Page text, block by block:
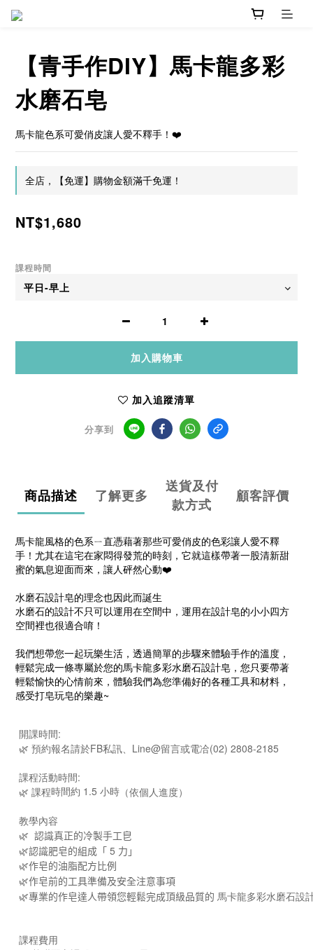
【青手作DIY】馬卡龍多彩
水磨石皂
馬卡龍色系可愛俏皮讓人愛不釋手！❤️
全店，【免運】購物金額滿千免運！
NT$1,680
課程時間
加入購物車
加入追蹤清單
分享到
商品描述 了解更多
送貨及付
款方式
顧客評價
馬卡龍風格的色系ㄧ直憑藉著那些可愛俏皮的色彩讓人愛不釋
手！尤其在這宅在家悶得發荒的時刻，它就這樣帶著一股清新甜
蜜的氣息迎面而來，讓人砰然心動❤️
水磨石設計皂的理念也因此而誕生
水磨石的設計不只可以運用在空間中，運用在設計皂的小小四方
空間裡也很適合唷！
我們想帶您一起玩樂生活，透過簡單的步驟來體驗手作的溫度，
輕鬆完成一條專屬於您的馬卡龍多彩水磨石設計皂，您只要帶著
輕鬆愉快的心情前來，體驗我們為您準備好的各種工具和材料，
感受打皂玩皂的樂趣~
開課時間:
🌿 預約報名請於FB私訊、Line@留言或電冾(02) 2808-2185
課程活動時間:
🌿 課程時間約 1.5 小時 （依個人進度）
教學內容
🌿 認識真正的冷製手工皀
🌿認識肥皂的組成「 5 力」
🌿作皂的油脂配方比例
🌿作皂前的工具準備及安全注意事項
🌿專業的作皂達人帶領您輕鬆完成頂級品質的 馬卡龍多彩水磨石設
課程費用